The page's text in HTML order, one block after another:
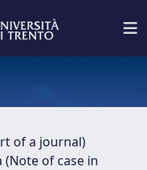
of a journal)
(Note of case in